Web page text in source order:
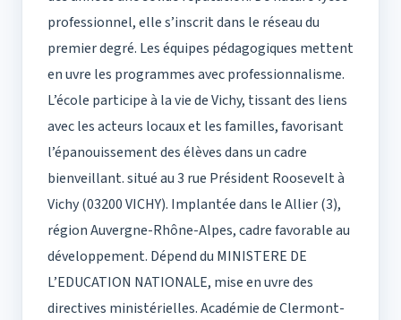
professionnel, elle s’inscrit dans le réseau du
premier degré. Les équipes pédagogiques mettent
en uvre les programmes avec professionnalisme.
L’école participe à la vie de Vichy, tissant des liens
avec les acteurs locaux et les familles, favorisant
l’épanouissement des élèves dans un cadre
bienveillant. situé au 3 rue Président Roosevelt à
Vichy (03200 VICHY). Implantée dans le Allier (3),
région Auvergne-Rhône-Alpes, cadre favorable au
développement. Dépend du MINISTERE DE
L’EDUCATION NATIONALE, mise en uvre des
directives ministérielles. Académie de Clermont-